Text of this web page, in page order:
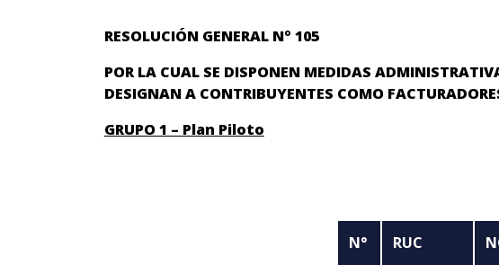
RESOLUCIÓN GENERAL Nº 105
POR LA CUAL SE DISPONEN MEDIDAS
DESIGNAN A CONTRIBUYENTES COMO
GRUPO 1 – Plan Piloto
N° RUC